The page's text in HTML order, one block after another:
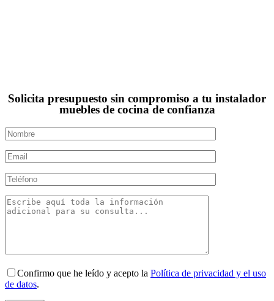
Solicita presupuesto sin compromiso a tu instalador
muebles de cocina de confianza
Confirmo que he leído y acepto la Política de privacidad y el uso
de datos.